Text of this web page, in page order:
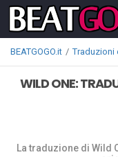
BEATGOGO.it Traduzioni
WILD ONE:
La traduzione di Wild